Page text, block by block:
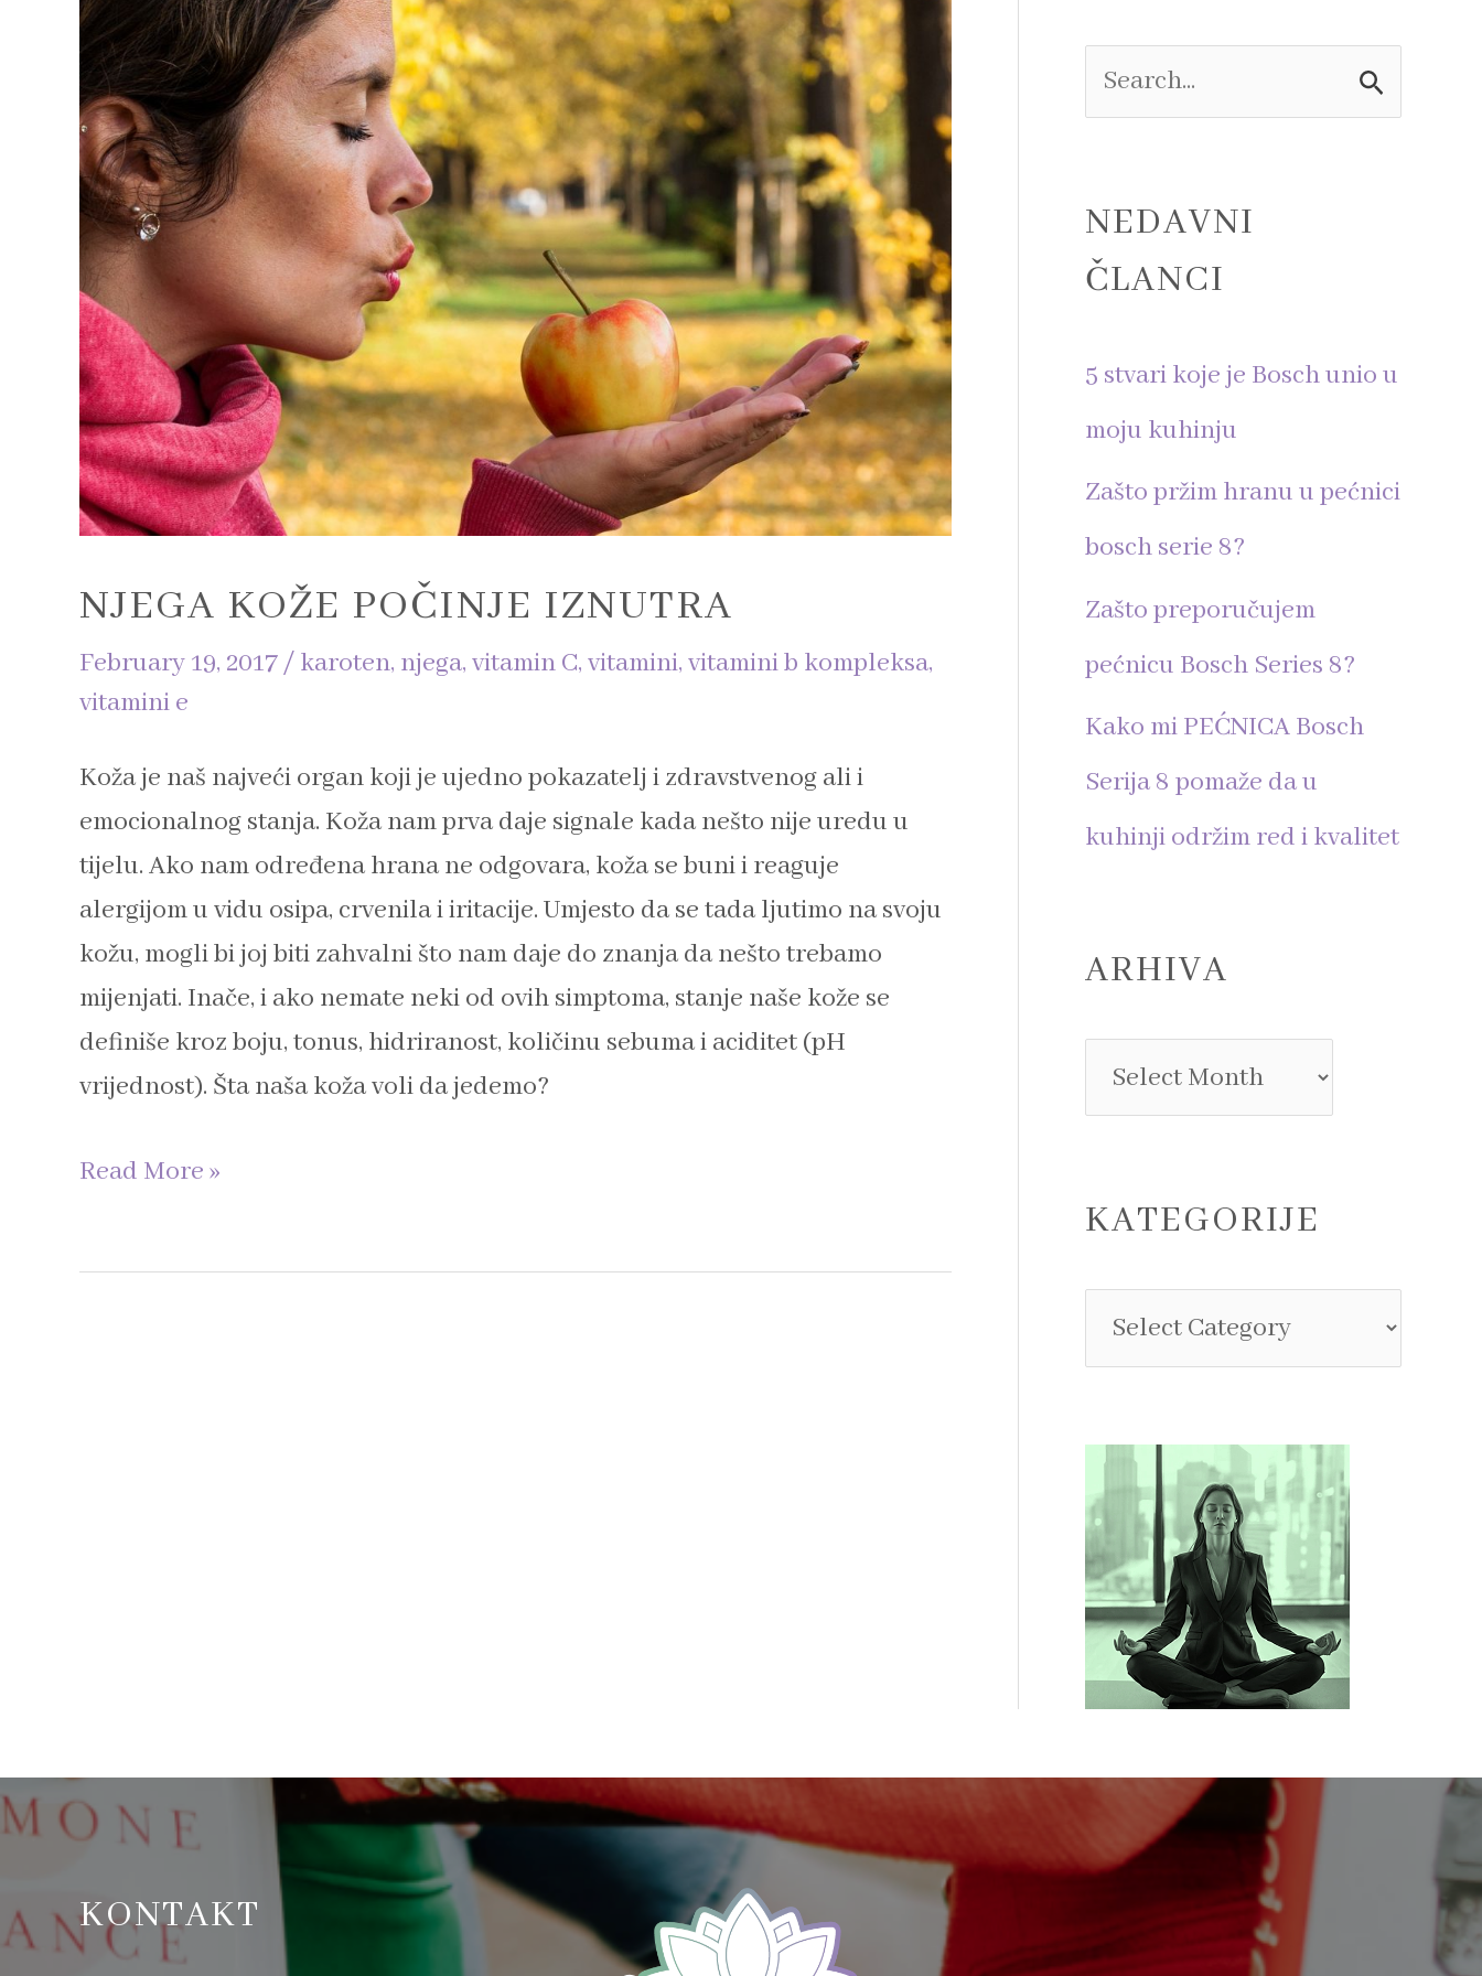
NJEGA KOŽE POČINJE IZNUTRA
February 19, 2017 / karoten, njega, vitamin C, vitamini, vitamini b kompleksa,
vitamini e
Koža je naš najveći organ koji je ujedno pokazatelj i zdravstvenog ali i
emocionalnog stanja. Koža nam prva daje signale kada nešto nije uredu u
tijelu. Ako nam određena hrana ne odgovara, koža se buni i reaguje
alergijom u vidu osipa, crvenila i iritacije. Umjesto da se tada ljutimo na svoju
kožu, mogli bi joj biti zahvalni što nam daje do znanja da nešto trebamo
mijenjati. Inače, i ako nemate neki od ovih simptoma, stanje naše kože se
definiše kroz boju, tonus, hidriranost, količinu sebuma i aciditet (pH
vrijednost). Šta naša koža voli da jedemo?
kože
počinje
iznutra
Read More »
a
r
h
f
o
r
NEDAVNI
ČLANCI
5 stvari koje je Bosch unio u
moju kuhinju
Zašto pržim hranu u pećnici
bosch serie 8?
Zašto preporučujem
pećnicu Bosch Series 8?
Kako mi PEĆNICA Bosch
Serija 8 pomaže da u
kuhinji održim red i kvalitet
ARHIVA
KATEGORIJE
KONTAKT